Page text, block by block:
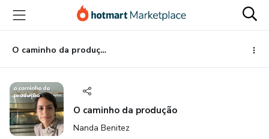
para
conteúdo
principal
para
pagamento
para
rodapé
O caminho da produção
O caminho da produção
Nanda Benitez